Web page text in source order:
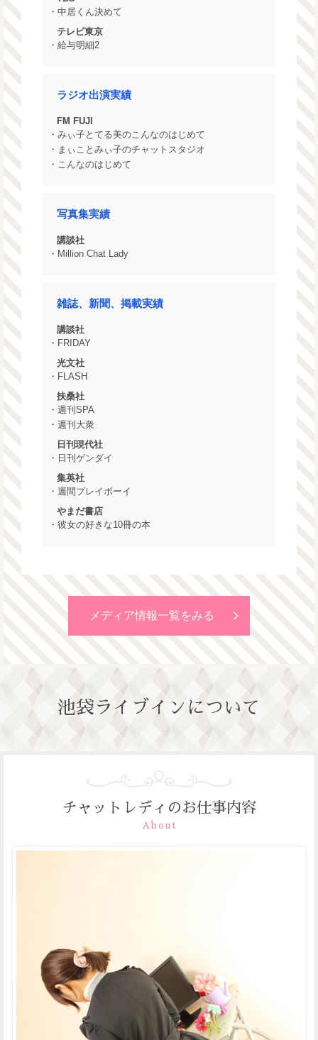
・中居くん決めて
テレビ東京
・給与明細2
ラジオ出演実績
FM FUJI
・みぃ子とてる美のこんなのはじめて
・まぃことみぃ子のチャットスタジオ
・こんなのはじめて
写真集実績
講談社
・Million Chat Lady
雑誌、新聞、掲載実績
講談社
・FRIDAY
光文社
・FLASH
扶桑社
・週刊SPA
・週刊大衆
日刊現代社
・日刊ゲンダイ
集英社
・週間プレイボーイ
やまだ書店
・彼女の好きな10冊の本
メディア情報一覧をみる
池袋ライブインについて
チャットレディのお仕事内容
About